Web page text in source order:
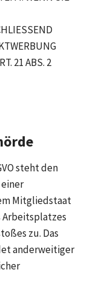
21 ABS. 2
steht den
Mitgliedstaat
Arbeitsplatzes
zu. Das
anderweitiger